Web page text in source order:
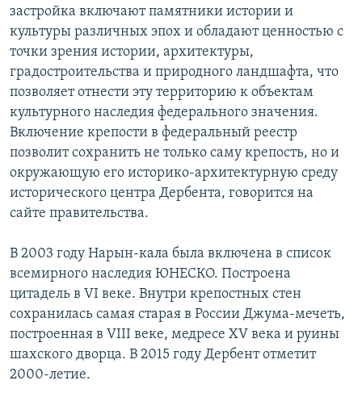
застройка включают памятники истории и
культуры различных эпох и обладают ценностью с
точки зрения истории, архитектуры,
градостроительства и природного ландшафта, что
позволяет отнести эту территорию к объектам
культурного наследия федерального значения.
Включение крепости в федеральный реестр
позволит сохранить не только саму крепость, но и
окружающую его историко-архитектурную среду
исторического центра Дербента, говорится на
сайте правительства.
В 2003 году Нарын-кала была включена в список
всемирного наследия ЮНЕСКО. Построена
цитадель в VI веке. Внутри крепостных стен
сохранилась самая старая в России Джума-мечеть,
построенная в VIII веке, медресе XV века и руины
шахского дворца. В 2015 году Дербент отметит
2000-летие.